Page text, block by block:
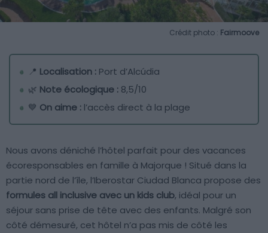
Crédit photo : Fairmoove
📍 Localisation : Port d’Alcúdia
🌿 Note écologique : 8,5/10
💙 On aime : l’accès direct à la plage
Nous avons déniché l’hôtel parfait pour des vacances
écoresponsables en famille à Majorque ! Situé dans la
partie nord de l’île, l’Iberostar Ciudad Blanca propose des
formules all inclusive avec un kids club, idéal pour un
séjour sans prise de tête avec des enfants. Malgré son
côté démesuré, cet hôtel n’a pas mis de côté les